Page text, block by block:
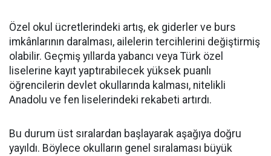
Özel okul ücretlerindeki artış, ek giderler ve burs
imkânlarının daralması, ailelerin tercihlerini değiştirmiş
olabilir. Geçmiş yıllarda yabancı veya Türk özel
liselerine kayıt yaptırabilecek yüksek puanlı
öğrencilerin devlet okullarında kalması, nitelikli
Anadolu ve fen liselerindeki rekabeti artırdı.
Bu durum üst sıralardan başlayarak aşağıya doğru
yayıldı. Böylece okulların genel sıralaması büyük